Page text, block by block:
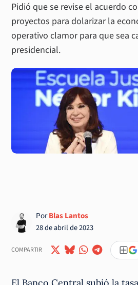
Pidió que se revise el acuerdo
proyectos para dolarizar la
operativo clamor para que sea
presidencial.
PorBlas Lantos
28 de abril de 2023
COMPARTIR